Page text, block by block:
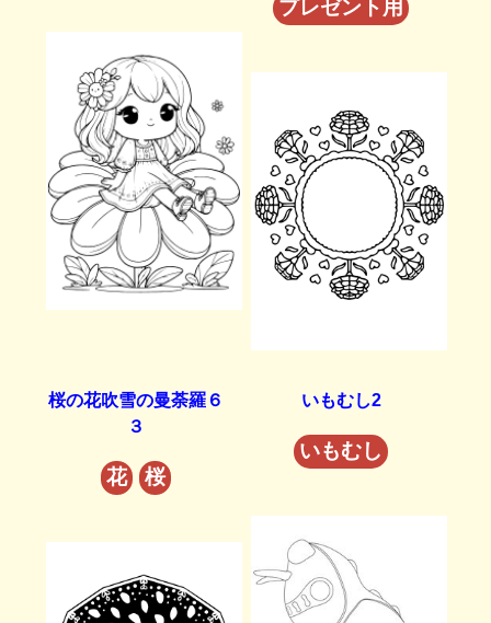
プレゼント用
桜の花吹雪の曼荼羅６
３
花 桜
いもむし2
いもむし